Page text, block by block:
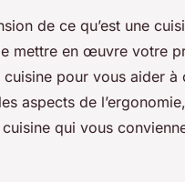
de ce qu’est une
mettre en œuvre votre
pour vous aider à
aspects de
qui vous